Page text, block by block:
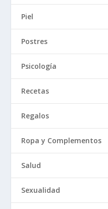
Piel
Postres
Psicología
Recetas
Regalos
Ropa y Complementos
Salud
Sexualidad